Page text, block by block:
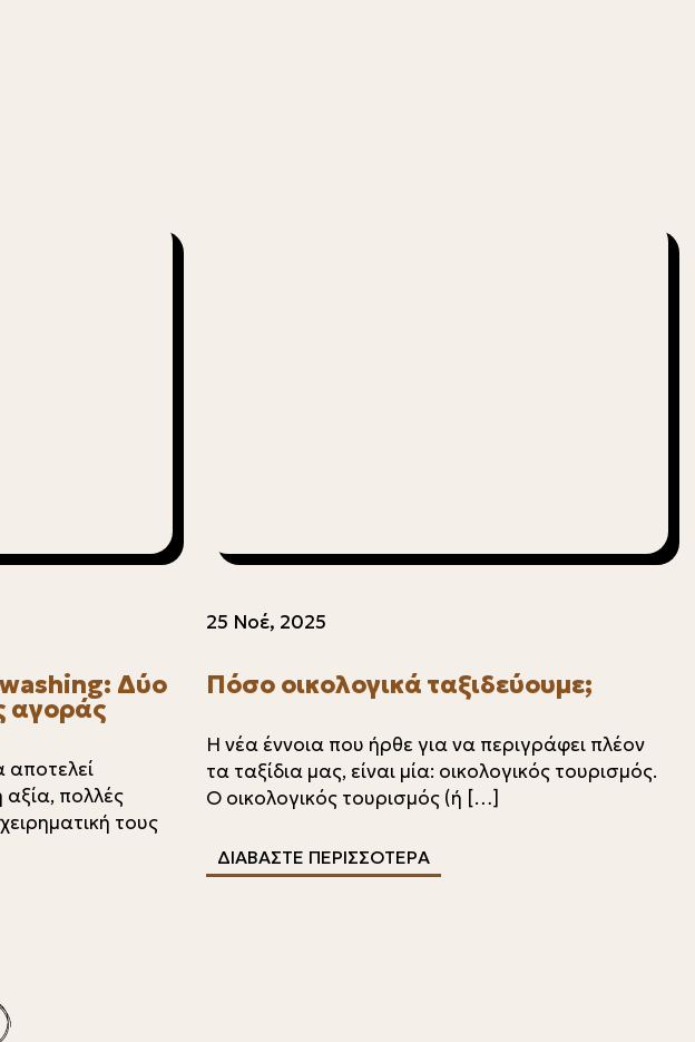
Δύο
αγοράς
αποτελεί
αξία, πολλές
τους
25 Νοέ, 2025
Πόσο οικολογικά ταξιδεύουμε;
Η νέα έννοια που ήρθε για να περιγράφει πλέον
τα ταξίδια μας, είναι μία: οικολογικός τουρισμός.
Ο οικολογικός τουρισμός (ή […]
ΔΙΑΒΑΣΤΕ ΠΕΡΙΣΣΟΤΕΡΑ